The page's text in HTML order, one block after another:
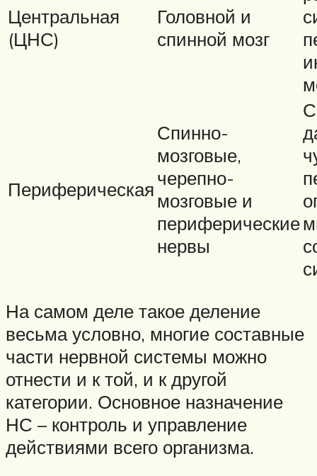
Центральная
(ЦНС)
Головной и
спинной мозг
Периферическая
Спинно-
мозговые,
черепно-
мозговые и
периферические
нервы
На самом деле такое деление
весьма условно, многие составные
части нервной системы можно
отнести и к той, и к другой
категории. Основное назначение
НС – контроль и управление
действиями всего организма.